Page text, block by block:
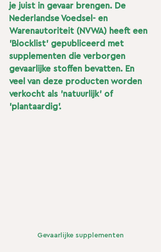
je juist in gevaar brengen. De
Nederlandse Voedsel- en
Warenautoriteit (NVWA) heeft een
'Blocklist' gepubliceerd met
supplementen die verborgen
gevaarlijke stoffen bevatten. En
veel van deze producten worden
verkocht als 'natuurlijk' of
'plantaardig'.
Gevaarlijke supplementen